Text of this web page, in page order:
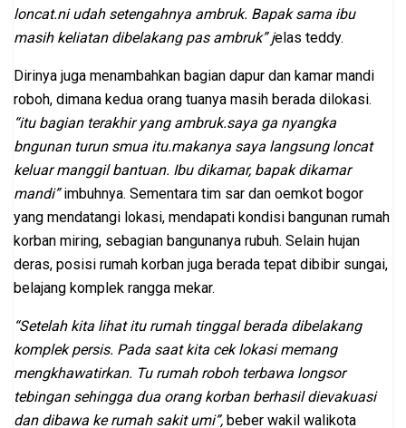
loncat.ni udah setengahnya ambruk. Bapak sama ibu
masih keliatan dibelakang pas ambruk” jelas teddy.
Dirinya juga menambahkan bagian dapur dan kamar mandi
roboh, dimana kedua orang tuanya masih berada dilokasi.
“itu bagian terakhir yang ambruk.saya ga nyangka
bngunan turun smua itu.makanya saya langsung loncat
keluar manggil bantuan. Ibu dikamar, bapak dikamar
mandi”imbuhnya. Sementara tim sar dan oemkot bogor
yang mendatangi lokasi, mendapati kondisi bangunan rumah
korban miring, sebagian bangunanya rubuh. Selain hujan
deras, posisi rumah korban juga berada tepat dibibir sungai,
belajang komplek rangga mekar.
“Setelah kita lihat itu rumah tinggal berada dibelakang
komplek persis. Pada saat kita cek lokasi memang
mengkhawatirkan. Tu rumah roboh terbawa longsor
tebingan sehingga dua orang korban berhasil dievakuasi
dan dibawa ke rumah sakit umi”, beber wakil walikota